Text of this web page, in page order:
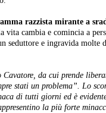
razzista mirante a
vita cambia e comincia a
e ingravida molte
da cui prende
stati un problema”. Lo
di tutti giorni ed è
la più forte